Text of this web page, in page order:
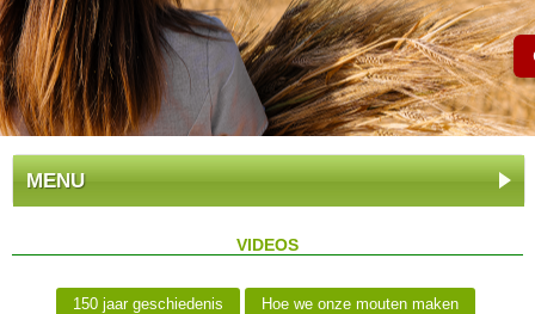
MENU
VIDEOS
150 jaar geschiedenis Hoe we onze mouten maken